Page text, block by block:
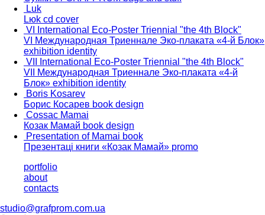
Luk
Lюk cd cover
VI International Eco-Poster Triennial "the 4th Block"
VI Международная Триеннале Эко-плаката «4-й Блок»
exhibition identity
VII International Eco-Poster Triennial "the 4th Block"
VII Международная Триеннале Эко-плаката «4-й
Блок» exhibition identity
Boris Kosarev
Борис Косарев book design
Cossac Mamai
Козак Мамай book design
Presentation of Mamai book
Презентаці книги «Козак Мамай» promo
portfolio
about
contacts
studio@grafprom.com.ua